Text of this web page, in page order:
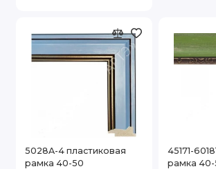
5028A-4 пластиковая
рамка 40-50
45171-
рамка 40-